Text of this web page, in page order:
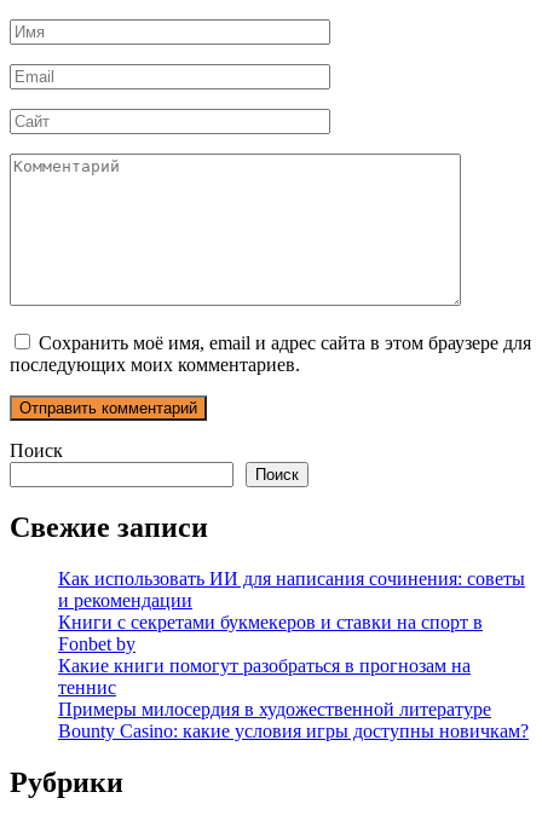
Имя
*
Email
*
Сайт
Комментарий
Сохранить моё имя, email и адрес сайта в этом браузере для
последующих моих комментариев.
Поиск
Поиск
Свежие записи
Как использовать ИИ для написания сочинения: советы
и рекомендации
Книги с секретами букмекеров и ставки на спорт в
Fonbet by
Какие книги помогут разобраться в прогнозам на
теннис
Примеры милосердия в художественной литературе
Bounty Casino: какие условия игры доступны новичкам?
Рубрики